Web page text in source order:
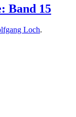
Band 15
Loch.